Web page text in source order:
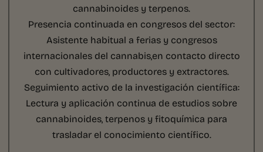
cannabinoides y terpenos.
Presencia continuada en congresos del sector:
Asistente habitual a ferias y congresos
internacionales del cannabis,en contacto directo
con cultivadores, productores y extractores.
Seguimiento activo de la investigación científica:
Lectura y aplicación continua de estudios sobre
cannabinoides, terpenos y fitoquímica para
trasladar el conocimiento científico.